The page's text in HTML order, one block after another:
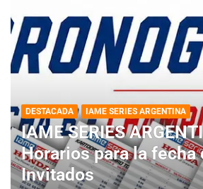
DESTACADA IAME SERIES ARGENTINA
IAME SERIES
Horarios para la fecha
Invitados